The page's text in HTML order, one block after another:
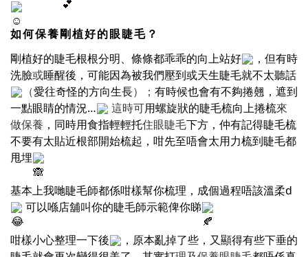
如何保養剛植好的眼睫毛？
剛植好的睫毛根根分明、條條都乖乖的向上站好
，但有時
洗臉或睡醒後，可能因為被我們壓到或天生睫毛就不太聽話
（愛往奇怪的方向生長）； 有時候也會有不夠捲翹，遮到
一點眼睛的情況…
這時可用螺旋狀的睫毛梳向上捲梳來
做保養 ，同時用食指輕輕托住眼睫毛下方，仲有記得睫毛梳
不要有太貼近根部開始梳起，咁先至唔會太用力梳到睫毛都
甩埋
基本上我哋睫毛師都係咁樣幫你梳理，成個過程唔該溫柔d
可以喺店舖叫你的睫毛師示範俾你睇
咁樣小心整理一下後
，原本亂掉了些，又顯得有些下垂的